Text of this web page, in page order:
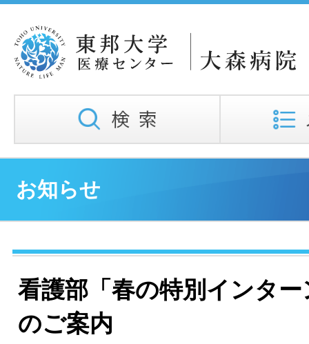
お知らせ
看護部「春の特別インタ
のご案内